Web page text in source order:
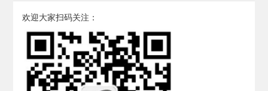
欢迎大家扫码关注：